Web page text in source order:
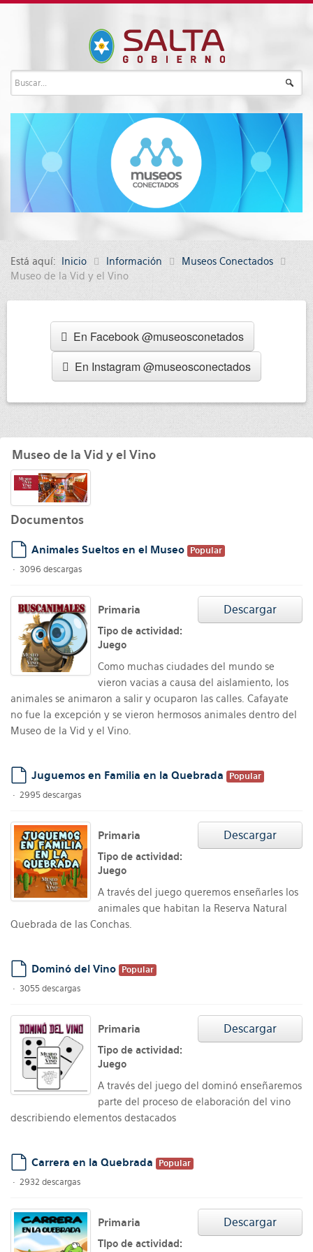
Está aquí: Inicio Información
Museos Conectados
Museo de la Vid y el Vino
En Facebook @museosconetados
En Instagram @museosconectados
Museo de la Vid y el Vino
Documentos
default
Animales Sueltos en el Museo
Popular
3096 descargas
Descargar
Primaria
Tipo de actividad:
Juego
Como muchas ciudades del mundo se
vieron vacias a causa del aislamiento, los
animales se animaron a salir y ocuparon las calles. Cafayate
no fue la excepción y se vieron hermosos animales dentro del
Museo de la Vid y el Vino.
default
Juguemos en Familia en la Quebrada
Popular
2995 descargas
Descargar
Primaria
Tipo de actividad:
Juego
A través del juego queremos enseñarles los
animales que habitan la Reserva Natural
Quebrada de las Conchas.
default
Dominó del Vino
Popular
3055 descargas
Descargar
Primaria
Tipo de actividad:
Juego
A través del juego del dominó enseñaremos
parte del proceso de elaboración del vino
describiendo elementos destacados
default
Carrera en la Quebrada
Popular
2932 descargas
Descargar
Primaria
TIpo de actividad: